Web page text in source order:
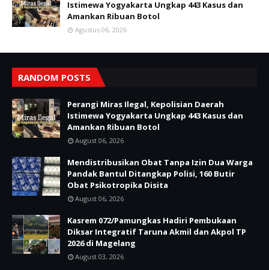
Istimewa Yogyakarta Ungkap 443 Kasus dan
Amankan Ribuan Botol
Agustus 06, 2026
RANDOM POSTS
Perangi Miras Ilegal, Kepolisian Daerah
Istimewa Yogyakarta Ungkap 443 Kasus dan
Amankan Ribuan Botol
August 06, 2026
Mendistribusikan Obat Tanpa Izin Dua Warga
Pandak Bantul Ditangkap Polisi, 160 Butir
Obat Psikotropika Disita
August 06, 2026
Kasrem 072/Pamungkas Hadiri Pembukaan
Diksar Integratif Taruna Akmil dan Akpol TP
2026 di Magelang
August 03, 2026